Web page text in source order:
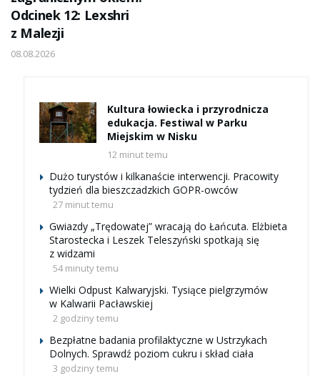
Odcinek 12: Lexshri
z Malezji
08.08.2026
Kultura łowiecka i przyrodnicza
edukacja. Festiwal w Parku
Miejskim w Nisku
12 minut temu
Dużo turystów i kilkanaście interwencji. Pracowity
tydzień dla bieszczadzkich GOPR-owców
27 minut temu
Gwiazdy „Trędowatej” wracają do Łańcuta. Elżbieta
Starostecka i Leszek Teleszyński spotkają się
z widzami
54 minuty temu
Wielki Odpust Kalwaryjski. Tysiące pielgrzymów
w Kalwarii Pacławskiej
2 godziny temu
Bezpłatne badania profilaktyczne w Ustrzykach
Dolnych. Sprawdź poziom cukru i skład ciała
3 godziny temu